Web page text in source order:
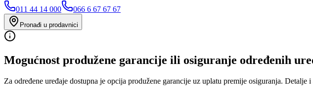
011 44 14 000
066 6 67 67 67
Pronađi u prodavnici
Mogućnost produžene garancije ili osiguranje određenih
Za određene uređaje dostupna je opcija produžene garancije uz uplatu premije osiguranja.